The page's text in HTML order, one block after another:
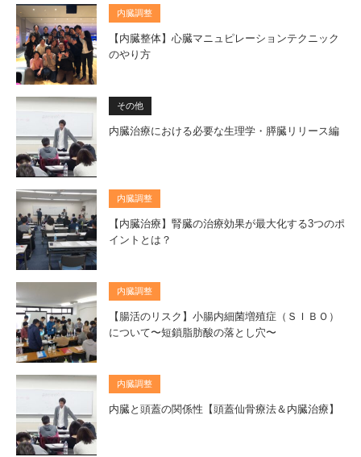
内臓調整
【内臓整体】心臓マニュピレーションテクニック
のやり方
その他
内臓治療における必要な生理学・膵臓リリース編
内臓調整
【内臓治療】腎臓の治療効果が最大化する3つのポ
イントとは？
内臓調整
【腸活のリスク】小腸内細菌増殖症（ＳＩＢＯ）
について〜短鎖脂肪酸の落とし穴〜
内臓調整
内臓と頭蓋の関係性【頭蓋仙骨療法＆内臓治療】